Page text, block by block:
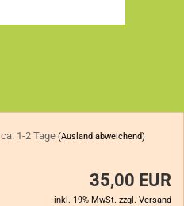
ca. 1-2 Tage(Ausland abweichend)
35,00 EUR
inkl. 19% MwSt. zzgl. Versand